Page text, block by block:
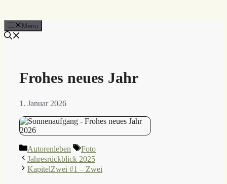
Menü
Frohes neues Jahr
1. Januar 2026
Kategorien
Autorenleben Schlagwörter
Foto
Jahresrückblick 2025
KapitelZwei #1 – Zwei